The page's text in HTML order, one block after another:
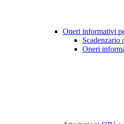
Oneri informativi
Scadenzario
Oneri